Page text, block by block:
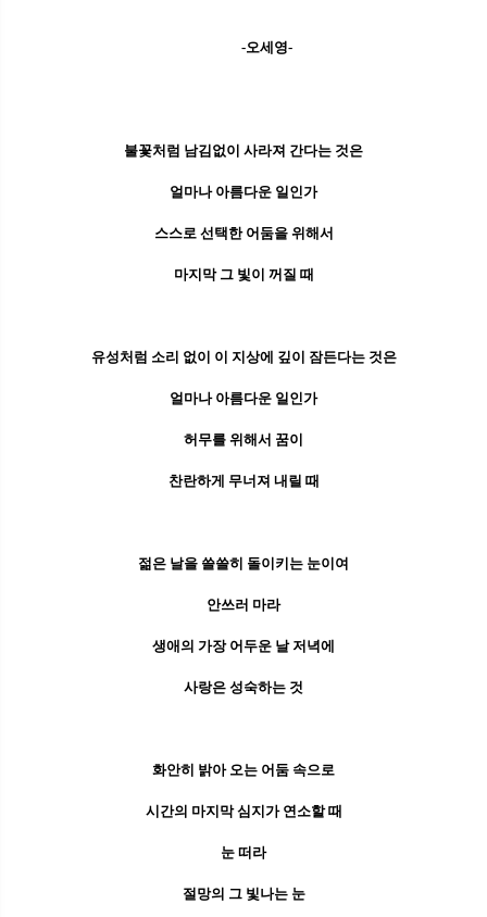
-오세영-
불꽃처럼 남김없이 사라져 간다는 것은
얼마나 아름다운 일인가
스스로 선택한 어둠을 위해서
마지막 그 빛이 꺼질 때
유성처럼 소리 없이 이 지상에 깊이 잠든다는 것은
얼마나 아름다운 일인가
허무를 위해서 꿈이
찬란하게 무너져 내릴 때
젊은 날을 쓸쓸히 돌이키는 눈이여
안쓰러 마라
생애의 가장 어두운 날 저녁에
사랑은 성숙하는 것
화안히 밝아 오는 어둠 속으로
시간의 마지막 심지가 연소할 때
눈 떠라
절망의 그 빛나는 눈